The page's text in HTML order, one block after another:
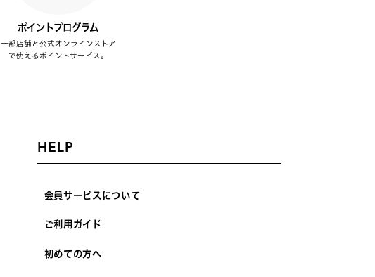
ポイントプログラム
一部店舗と公式オンラインストア
で使えるポイントサービス。
HELP
会員サービスについて
ご利用ガイド
初めての方へ